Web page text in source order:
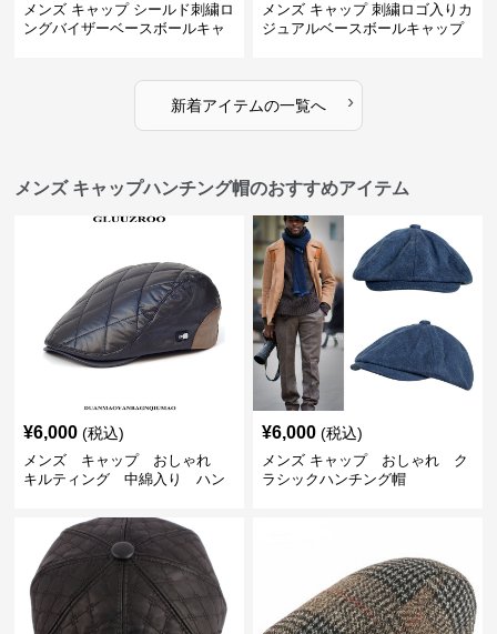
メンズ キャップ シールド刺繍ロ
ングバイザーベースボールキャ
メンズ キャップ 刺繍ロゴ入りカ
ジュアルベースボールキャップ
新着アイテムの一覧へ ›
メンズ キャップハンチング帽のおすすめアイテム
¥6,000 (税込)
メンズ キャップ おしゃれ
キルティング 中綿入り ハン
¥6,000 (税込)
メンズ キャップ おしゃれ ク
ラシックハンチング帽